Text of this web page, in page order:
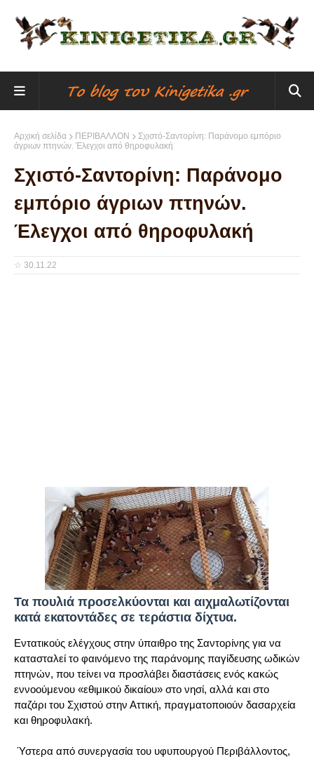
Αρχική σελίδα ΠΕΡΙΒΑΛΛΟΝ
Σχιστό-Σαντορίνη: Παράνομο εμπόριο
άγριων πτηνών. Έλεγχοι από θηροφυλακή
Σχιστό-Σαντορίνη: Παράνομο
εμπόριο άγριων πτηνών.
Έλεγχοι από θηροφυλακή
☆ 30.11.22
Τα πουλιά προσελκύονται και αιχμαλωτίζονται
κατά εκατοντάδες σε τεράστια δίχτυα.
Εντατικούς ελέγχους στην ύπαιθρο της Σαντορίνης για να
κατασταλεί το φαινόμενο της παράνομης παγίδευσης ωδικών
πτηνών, που τείνει να προσλάβει διαστάσεις ενός κακώς
εννοούμενου «εθιμικού δικαίου» στο νησί, αλλά και στο
παζάρι του Σχιστού στην Αττική, πραγματοποιούν δασαρχεία
και θηροφυλακή.
Ύστερα από συνεργασία του υφυπουργού Περιβάλλοντος,